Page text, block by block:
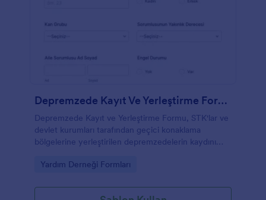
Depremzede Kayıt Ve Yerleştirme Formu
Depremzede Kayıt ve Yerleştirme Formu, STK'lar ve
devlet kurumları tarafından geçici konaklama
bölgelerine yerleştirilen depremzedelerin kaydını
Go to Category:
Yardım Derneği Formları